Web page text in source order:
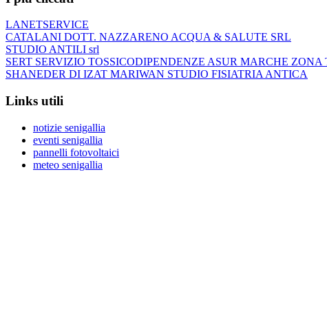
LANETSERVICE
CATALANI DOTT. NAZZARENO ACQUA & SALUTE SRL
STUDIO ANTILI srl
SERT SERVIZIO TOSSICODIPENDENZE ASUR MARCHE
SHANEDER DI IZAT MARIWAN STUDIO FISIATRIA ANTICA
Links utili
notizie senigallia
eventi senigallia
pannelli fotovoltaici
meteo senigallia